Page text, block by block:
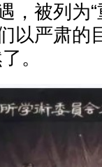
，被列为
以严肃的
。